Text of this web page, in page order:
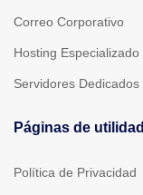
Correo Corporativo
Hosting Especializado
Servidores Dedicados
Páginas de utilidad
Política de Privacidad